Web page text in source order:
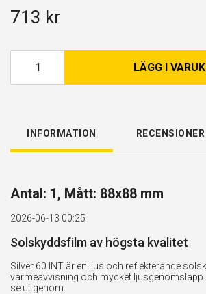
713 kr
LÄGG I
INFORMATION RECENSIONER
Antal: 1, Mått: 88x88 mm
2026-06-13 00:25
Solskyddsfilm av högsta kvalitet
Silver 60 INT är en ljus och reflekterande
värmeavvisning och mycket ljusgenomsläpp
se ut genom.